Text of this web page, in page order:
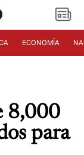
ECONOMÍA
8,000
para